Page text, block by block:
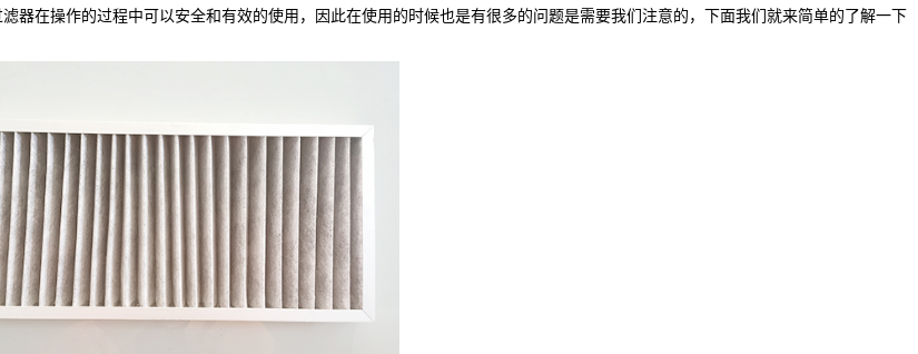
器在操作的过程中可以安全和有效的使用，因此在使用的时候也是有很多的问题是需要我们注意的，下面我们就来简单的了解一下